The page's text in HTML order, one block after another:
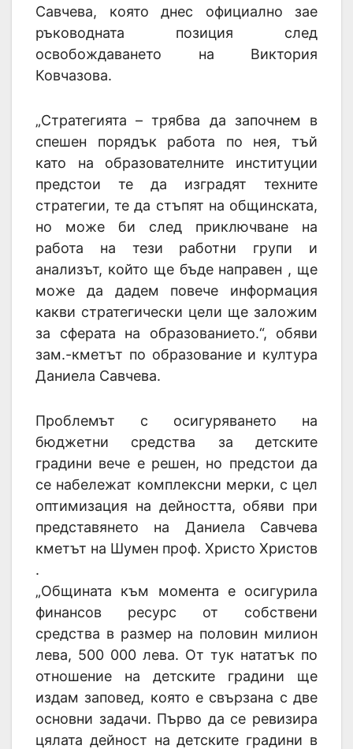
Савчева, която днес официално зае
ръководната позиция след
освобождаването на Виктория
Ковчазова.
„Стратегията – трябва да започнем в
спешен порядък работа по нея, тъй
като на образователните институции
предстои те да изградят техните
стратегии, те да стъпят на общинската,
но може би след приключване на
работа на тези работни групи и
анализът, който ще бъде направен , ще
може да дадем повече информация
какви стратегически цели ще заложим
за сферата на образованието.“, обяви
зам.-кметът по образование и култура
Даниела Савчева.
Проблемът с осигуряването на
бюджетни средства за детските
градини вече е решен, но предстои да
се набележат комплексни мерки, с цел
оптимизация на дейността, обяви при
представянето на Даниела Савчева
кметът на Шумен проф. Христо Христов
.
„Общината към момента е осигурила
финансов ресурс от собствени
средства в размер на половин милион
лева, 500 000 лева. От тук нататък по
отношение на детските градини ще
издам заповед, която е свързана с две
основни задачи. Първо да се ревизира
цялата дейност на детските градини в